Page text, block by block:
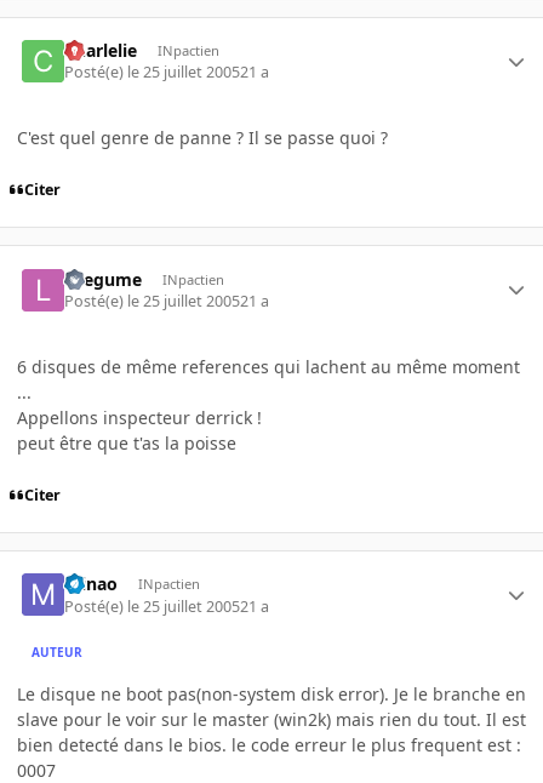
Charlelie INpactien
Posté(e) le 25 juillet 200521 a
C'est quel genre de panne ? Il se passe quoi ?
Citer
lelegume INpactien
Posté(e) le 25 juillet 200521 a
6 disques de même references qui lachent au même moment
...
Appellons inspecteur derrick !
peut être que t'as la poisse
Citer
minao INpactien
Posté(e) le 25 juillet 200521 a
AUTEUR
Le disque ne boot pas(non-system disk error). Je le branche en
slave pour le voir sur le master (win2k) mais rien du tout. Il est
bien detecté dans le bios. le code erreur le plus frequent est :
0007